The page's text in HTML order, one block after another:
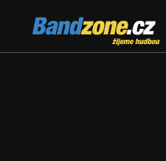
Bandzone.cz
žijeme hudbou